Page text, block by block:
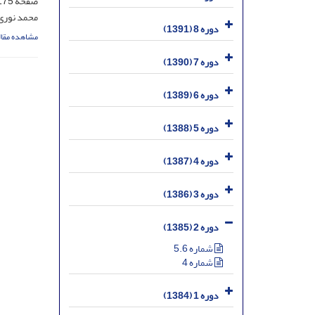
محمد
مشاهده
دوره 8 (1391)
دوره 7 (1390)
دوره 6 (1389)
دوره 5 (1388)
دوره 4 (1387)
دوره 3 (1386)
دوره 2 (1385)
شماره 5.6
شماره 4
دوره 1 (1384)